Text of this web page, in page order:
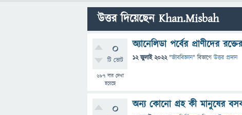
উত্তর দিয়েছেন Khan.Misbah
0
টি ভোট
687বার দেখা
হয়েছে
অ্যানেলিডা পর্বের প্রাণীদের
12 জুলাই 2022 "জীববিজ্ঞান" বিভাগে উত্তর প্রদান
0 অন্য কোনো গ্রহ কী মানুষের